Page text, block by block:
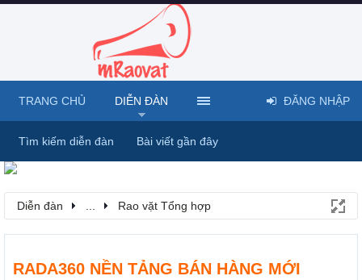
Diễn đàn Rao vặt Tổng hợp
RADA360 NỀN TẢNG BÁN HÀNG MỚI
TRANG CHỦ DIỄN ĐÀN
Tìm kiếm diễn đàn Bài viết gần đây
ĐĂNG NHẬP